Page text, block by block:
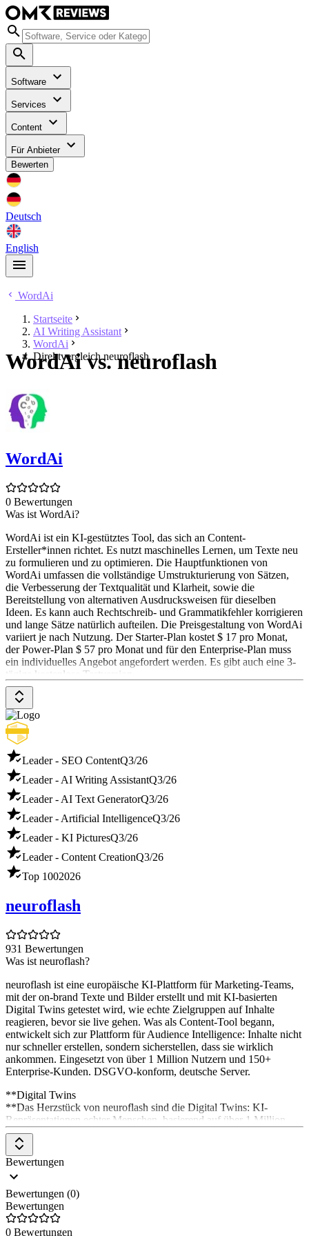
Software
Services
Content
Für Anbieter
Bewerten
Deutsch
English
WordAi
Startseite
AI Writing Assistant
WordAi
Direktvergleich neuroflash
WordAi vs. neuroflash
WordAi
0 Bewertungen
Was ist WordAi?
WordAi ist ein KI-gestütztes Tool, das sich an Content-
Ersteller*innen richtet. Es nutzt maschinelles Lernen, um Texte neu
zu formulieren und zu optimieren. Die Hauptfunktionen von
WordAi umfassen die vollständige Umstrukturierung von Sätzen,
die Verbesserung der Textqualität und Klarheit, sowie die
Bereitstellung von alternativen Ausdrucksweisen für dieselben
Ideen. Es kann auch Rechtschreib- und Grammatikfehler korrigieren
und lange Sätze natürlich aufteilen. Die Preisgestaltung von WordAi
variiert je nach Nutzung. Der Starter-Plan kostet $ 17 pro Monat,
der Power-Plan $ 57 pro Monat und für den Enterprise-Plan muss
ein individuelles Angebot angefordert werden. Es gibt auch eine 3-
tägige kostenlose Testversion.
Leader - SEO ContentQ3/26
Leader - AI Writing AssistantQ3/26
Leader - AI Text GeneratorQ3/26
Leader - Artificial IntelligenceQ3/26
Leader - KI PicturesQ3/26
Leader - Content CreationQ3/26
Top 1002026
neuroflash
931 Bewertungen
Was ist neuroflash?
neuroflash ist eine europäische KI-Plattform für Marketing-Teams,
mit der on-brand Texte und Bilder erstellt und mit KI-basierten
Digital Twins getestet wird, wie echte Zielgruppen auf Inhalte
reagieren, bevor sie live gehen. Was als Content-Tool begann,
entwickelt sich zur Plattform für Audience Intelligence: Inhalte nicht
nur schneller erstellen, sondern sicherstellen, dass sie wirklich
ankommen. Eingesetzt von über 1 Million Nutzern und 150+
Enterprise-Kunden. DSGVO-konform, deutsche Server.
**Digital Twins
**Das Herzstück von neuroflash sind die Digital Twins: KI-
Repräsentationen echter Menschen, basierend auf über 1 Million
verifizierten Profilen aus realen Befragungen. Statt wochenlang auf
Marktforschung zu warten, befragst du sie direkt zu Kampagnen,
Headlines oder Strategien und bekommst Feedback aus Sicht deiner
Zielgruppe mit 85 bis 98 Prozent Vorhersagegenauigkeit. Validiert
durch 80+ akademische Studien, im Einsatz bei Fortune-500-
Marken.
Brand Hub
Bewertungen
Bewertungen (0)
Bewertungen
0 Bewertungen